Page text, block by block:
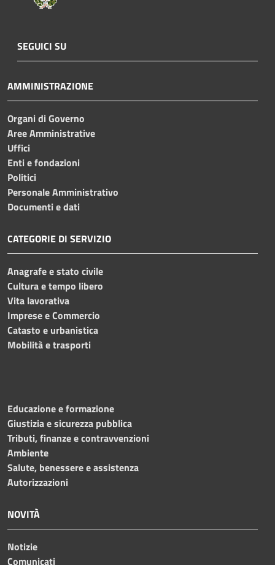
SEGUICI SU
AMMINISTRAZIONE
Organi di Governo
Aree Amministrative
Uffici
Enti e fondazioni
Politici
Personale Amministrativo
Documenti e dati
CATEGORIE DI SERVIZIO
Anagrafe e stato civile
Cultura e tempo libero
Vita lavorativa
Imprese e Commercio
Catasto e urbanistica
Mobilità e trasporti
Educazione e formazione
Giustizia e sicurezza pubblica
Tributi, finanze e contravvenzioni
Ambiente
Salute, benessere e assistenza
Autorizzazioni
NOVITÀ
Notizie
Comunicati